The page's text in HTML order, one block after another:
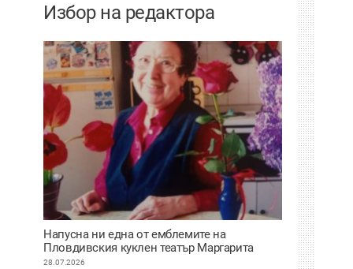
Избор на редактора
Напусна ни една от емблемите на
Пловдивския куклен театър Маргарита
Апостолова
28.07.2026